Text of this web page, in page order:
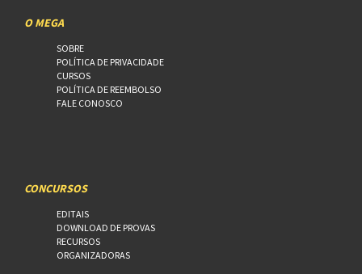
O MEGA
SOBRE
POLÍTICA DE PRIVACIDADE
CURSOS
POLÍTICA DE REEMBOLSO
FALE CONOSCO
CONCURSOS
EDITAIS
DOWNLOAD DE PROVAS
RECURSOS
ORGANIZADORAS